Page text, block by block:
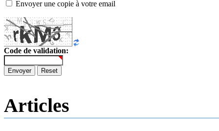
Envoyer une copie à votre email
Code de validation:
Envoyer Reset
Articles